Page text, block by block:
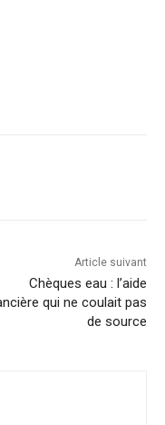
Article suivant
Chèques eau : l’aide
qui ne coulait pas
de source